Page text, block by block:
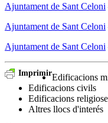
Ajuntament de Sant Celoni
Ajuntament de Sant Celoni
Ajuntament de Sant Celoni
ImprimirEdificacions
Edificacions civils
Edificacions
Altres llocs d'interés